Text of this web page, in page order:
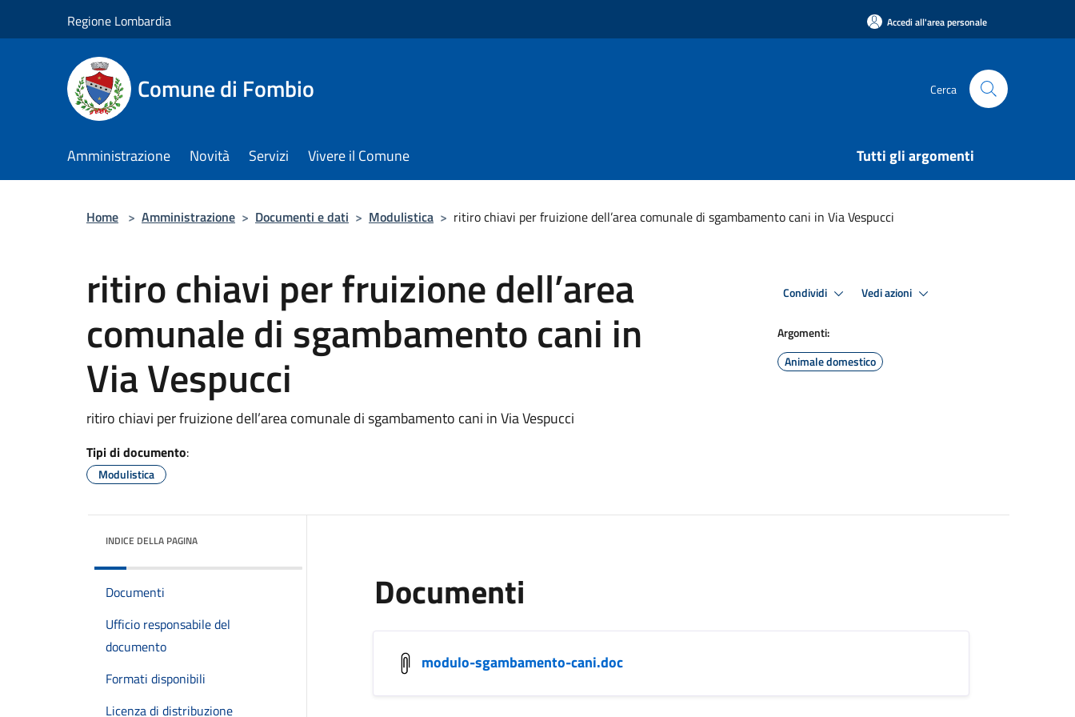
Regione Lombardia Accedi all'area personale
Comune di Fombio Cerca
Amministrazione Novità Servizi Vivere il Comune Tutti gli argomenti
Home > Amministrazione > Documenti e dati > Modulistica > ritiro chiavi per fruizione dell’area comunale di sgambamento cani in Via Vespucci
ritiro chiavi per fruizione dell’area
comunale di sgambamento cani in
Via Vespucci
ritiro chiavi per fruizione dell’area comunale di sgambamento cani in Via Vespucci
Tipi di documento:
Modulistica
Condividi Vedi azioni
Argomenti:
Animale domestico
INDICE DELLA PAGINA
Documenti
Ufficio responsabile del
documento
Formati disponibili
Licenza di distribuzione
Documenti
modulo-sgambamento-cani.doc